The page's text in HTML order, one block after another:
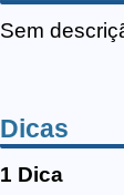
Sem
Dicas
1 Dica